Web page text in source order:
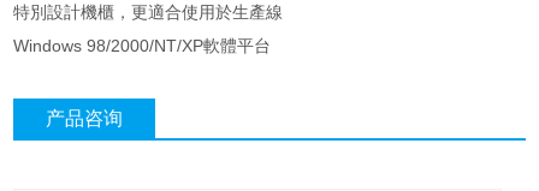
特別設計機櫃，更適合使用於生產線
Windows 98/2000/NT/XP軟體平台
产品咨询